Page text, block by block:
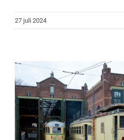
27 juli 2024